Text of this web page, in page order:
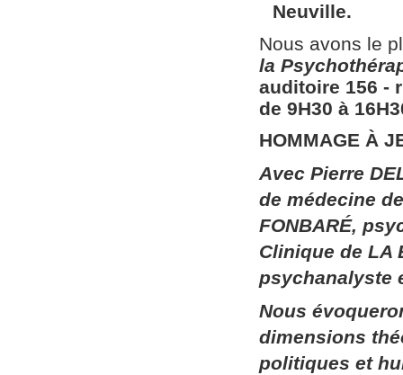
Neuville.
Nous avons le
la
auditoire 156​ ​-
de 9H30 à
HOMMAGE À
Avec Pierre
de médecine
FONBARÉ,
Clinique de LA
psychanalyste
Nous
dimensions
politiques et